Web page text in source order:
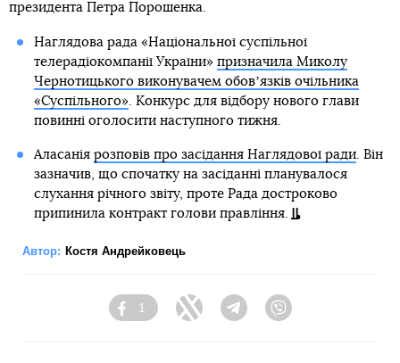
президента Петра Порошенка.
Наглядова рада «Національної суспільної
телерадіокомпанії України» призначила Миколу
Чернотицького виконувачем обовʼязків очільника
«Суспільного». Конкурс для відбору нового глави
повинні оголосити наступного тижня.
Аласанія розповів про засідання Наглядової ради. Він
зазначив, що спочатку на засіданні планувалося
слухання річного звіту, проте Рада достроково
припинила контракт голови правління.
Автор: Костя Андрейковець
Facebook
1
Twitter Telegram